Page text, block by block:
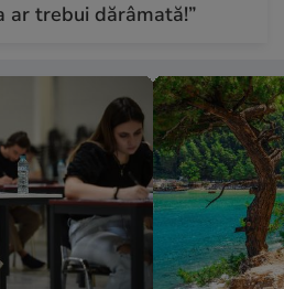
ar trebui dărâmată!”